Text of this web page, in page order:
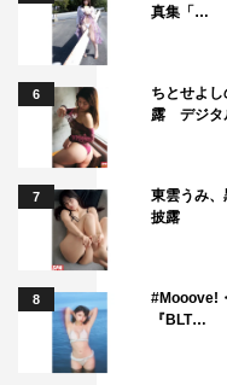
真集「…
6
ちとせよ
露 デジタ
7
東雲うみ、
披露
8
#Mooove!
『BLT…